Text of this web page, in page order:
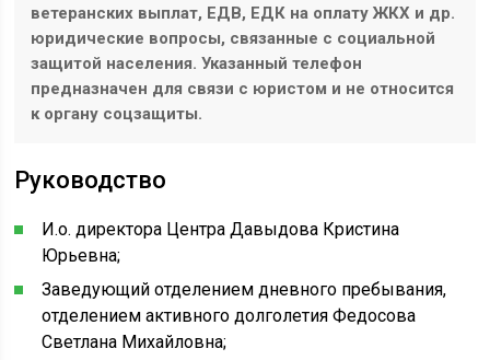
ветеранских выплат, ЕДВ, ЕДК на оплату ЖКХ и др.
юридические вопросы, связанные с социальной
защитой населения. Указанный телефон
предназначен для связи с юристом и не относится
к органу соцзащиты.
Руководство
И.о. директора Центра Давыдова Кристина
Юрьевна;
Заведующий отделением дневного пребывания,
отделением активного долголетия Федосова
Светлана Михайловна;